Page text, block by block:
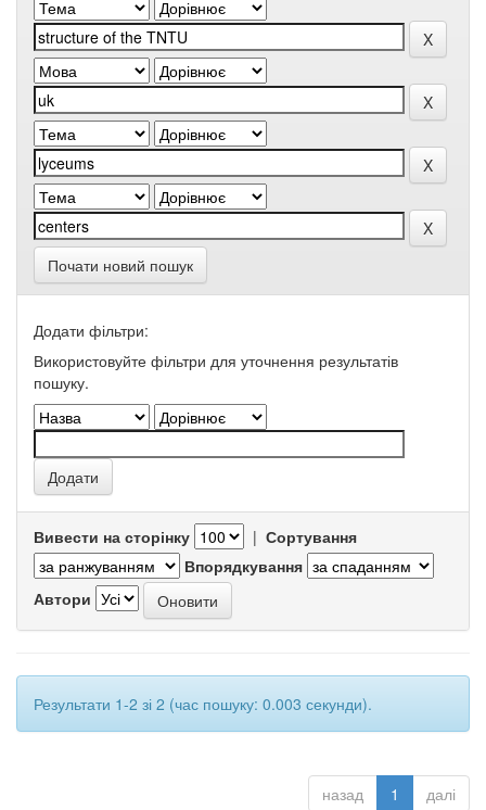
Почати новий пошук
Додати фільтри:
Використовуйте фільтри для уточнення результатів
пошуку.
Вивести на сторінку | Сортування
Впорядкування
Автори
Результати 1-2 зі 2 (час пошуку: 0.003 секунди).
назад 1 далі